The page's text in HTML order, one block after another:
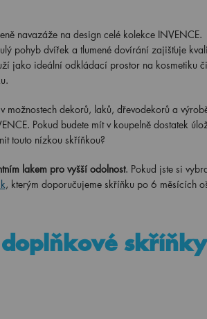
navazáže na design celé kolekce INVENCE.
pohyb dvířek a tlumené dovírání zajišťuje
jako ideální odkládací prostor na kosmetiku či
dekorů, laků, dřevodekorů a
Pokud budete mít v koupelně dostatek
touto nízkou skříňkou?
lakem pro vyšší odolnost. Pokud jste si
, kterým doporučujeme skříňku po 6 měsících
skříňky